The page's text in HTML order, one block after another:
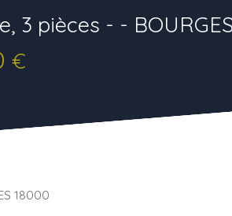
3 pièces - -
€
18000